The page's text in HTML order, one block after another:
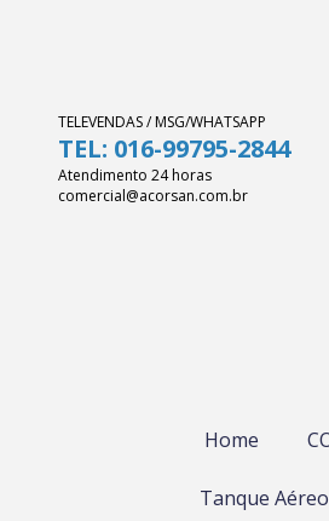
TELEVENDAS / MSG/WHATSAPP
TEL: 016-99795-2844
Atendimento 24 horas
comercial@acorsan.com.br
Home
Tanque